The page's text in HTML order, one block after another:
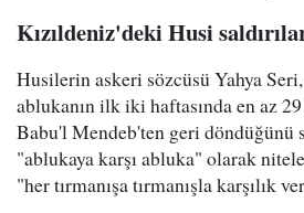
Kızıldeniz'deki Husi
Husilerin askeri sözcüsü Yahya
ablukanın ilk iki haftasında en az
Babu'l Mendeb'ten geri döndüğünü
"ablukaya karşı abluka" olarak
"her tırmanışa tırmanışla karşılık